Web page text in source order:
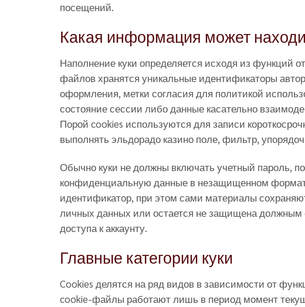
посещений.
Какая информация может
Наполнение куки определяется исходя из функций
файлов хранятся уникальные идентификаторы
оформления, метки согласия для политикой
состояние сессии либо данные касательно
Порой cookies используются для записи
выполнять эльдорадо казино поле, фильтр,
Обычно куки не должны включать учетный пароль,
конфиденциальную данные в незащищенном
идентификатор, при этом сами материалы
личных данных или остается не защищена должным
доступа к аккаунту.
Главные категории куки
Cookies делятся на ряд видов в зависимости от
cookie-файлы работают лишь в период момент